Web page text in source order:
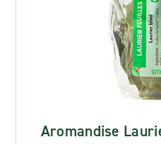
Aromandise